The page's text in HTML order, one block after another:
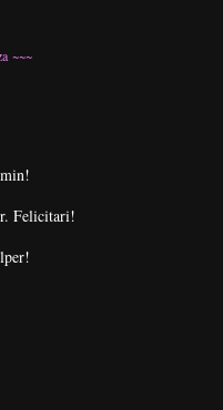
~~~
Felicitari!